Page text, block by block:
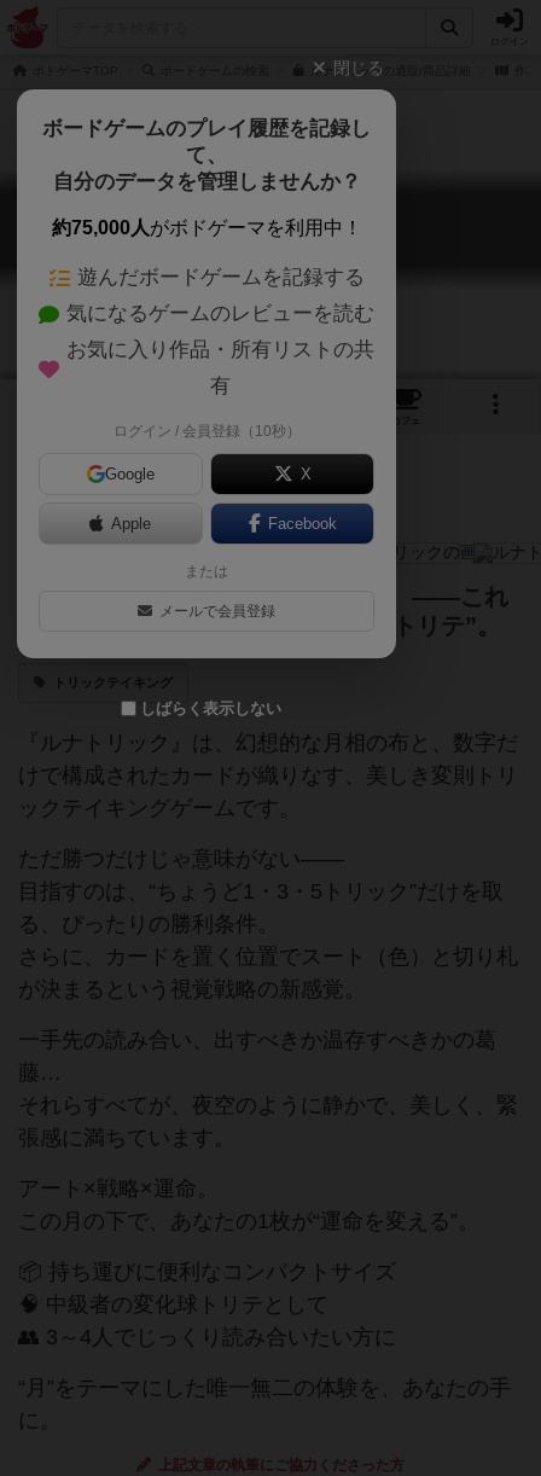
ルナトリックの通販/商品詳細
ルナトリック
Lunar Trick
カフェ
🌙 月を切り取り、トリックを操れ。――これ
は、戦略と美しさが交錯する“月相トリテ”。
トリックテイキング
『ルナトリック』は、幻想的な月相の布と、数字だ
けで構成されたカードが織りなす、美しき変則トリ
ックテイキングゲームです。
ただ勝つだけじゃ意味がない――
目指すのは、“ちょうど1・3・5トリック”だけを取
る、ぴったりの勝利条件。
さらに、カードを置く位置でスート（色）と切り札
が決まるという視覚戦略の新感覚。
一手先の読み合い、出すべきか温存すべきかの葛
藤…
それらすべてが、夜空のように静かで、美しく、緊
張感に満ちています。
アート×戦略×運命。
この月の下で、あなたの1枚が“運命を変える”。
📦 持ち運びに便利なコンパクトサイズ
🧠 中級者の変化球トリテとして
👥 3～4人でじっくり読み合いたい方に
“月”をテーマにした唯一無二の体験を、あなたの手
に。
上記文章の執筆にご協力くださった方
閉じる
ボードゲームのプレイ履歴を記録し
て、
自分のデータを管理しませんか？
約75,000人がボドゲーマを利用中！
遊んだボードゲームを記録する
気になるゲームのレビューを読む
お気に入り作品・所有リストの共
有
ログイン / 会員登録（10秒）
Google X
Apple Facebook
または
メールで会員登録
しばらく表示しない